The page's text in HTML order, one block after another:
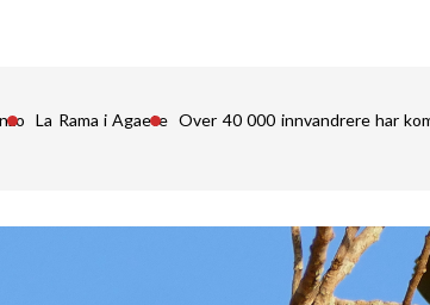
La Rama i Agaete Over 40 000 innvandrere har